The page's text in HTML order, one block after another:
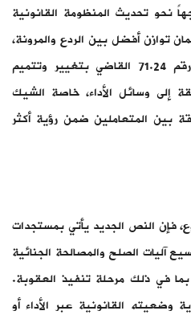
تحديث المنظومة القانونية
توازن أفضل بين الردع والمرونة،
قدمت الحكومة مشروع قانون رقم 71.24 القاضي بتغيير وتتميم
إلى وسائل الأداء، خاصة الشيك
بين المتعاملين ضمن رؤية أكثر
فإن النص الجديد يأتي بمستجدات
آليات الصلح والمصالحة الجنائية
في ذلك مرحلة تنفيذ العقوبة.
وضعيته القانونية عبر الأداء أو